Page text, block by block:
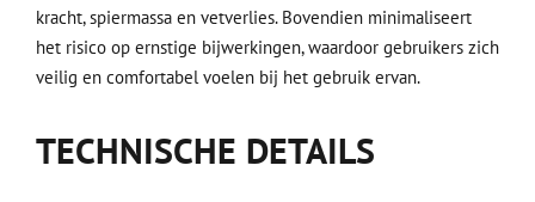
kracht, spiermassa en vetverlies. Bovendien minimaliseert
het risico op ernstige bijwerkingen, waardoor gebruikers zich
veilig en comfortabel voelen bij het gebruik ervan.
TECHNISCHE DETAILS